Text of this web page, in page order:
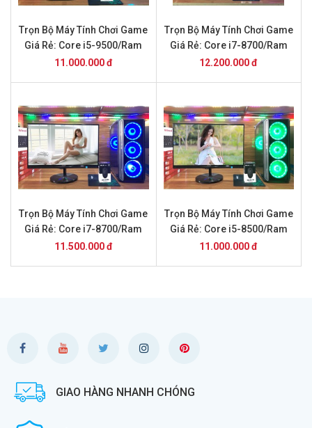
Trọn Bộ Máy Tính Chơi Game
Giá Rẻ: Core i5-9500/Ram
8GB/SSD 240/GTX1050Ti và
11.000.000 đ
Trọn Bộ Máy Tính Chơi Game
Giá Rẻ: Core i7-8700/Ram
16GB/SSD 240/GTX1650 và
12.200.000 đ
Trọn Bộ Máy Tính Chơi Game
Giá Rẻ: Core i7-8700/Ram
8GB/SSD 240/GTX1050Ti và
11.500.000 đ
Trọn Bộ Máy Tính Chơi Game
Giá Rẻ: Core i5-8500/Ram
16GB/SSD 240/GTX1650 và
11.000.000 đ
GIAO HÀNG NHANH CHÓNG